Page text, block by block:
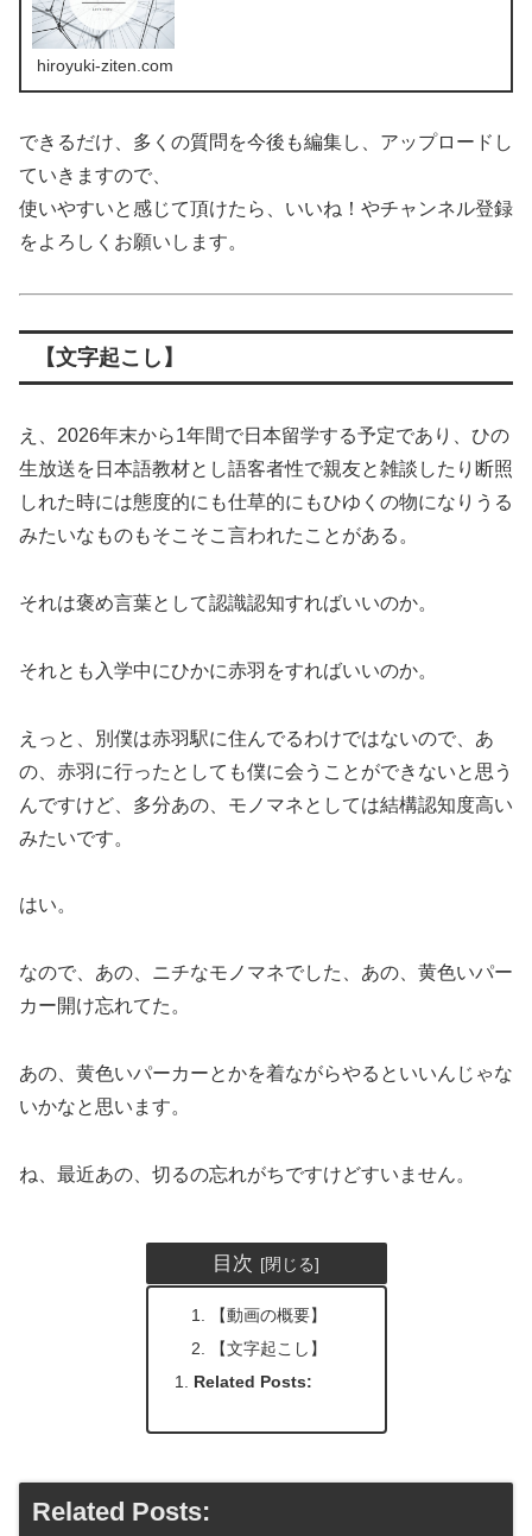
hiroyuki-ziten.com
できるだけ、多くの質問を今後も編集し、アップロードし
ていきますので、
使いやすいと感じて頂けたら、いいね！やチャンネル登録
をよろしくお願いします。
【文字起こし】
え、2026年末から1年間で日本留学する予定であり、ひの
生放送を日本語教材とし語客者性で親友と雑談したり断照
しれた時には態度的にも仕草的にもひゆくの物になりうる
みたいなものもそこそこ言われたことがある。
それは褒め言葉として認識認知すればいいのか。
それとも入学中にひかに赤羽をすればいいのか。
えっと、別僕は赤羽駅に住んでるわけではないので、あ
の、赤羽に行ったとしても僕に会うことができないと思う
んですけど、多分あの、モノマネとしては結構認知度高い
みたいです。
はい。
なので、あの、ニチなモノマネでした、あの、黄色いパー
カー開け忘れてた。
あの、黄色いパーカーとかを着ながらやるといいんじゃな
いかなと思います。
ね、最近あの、切るの忘れがちですけどすいません。
目次
【動画の概要】
【文字起こし】
Related Posts:
Related Posts: